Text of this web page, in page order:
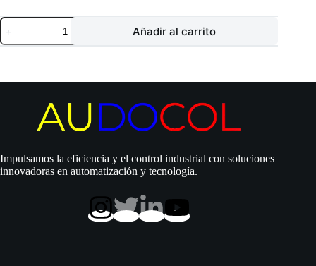
Electrobomba
SHIMGE
|
Profundo
220
Vac
|
Añadir al carrito
Impulsamos la eficiencia y el control industrial con soluciones
innovadoras en automatización y tecnología.